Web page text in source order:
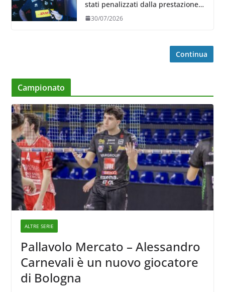
stati penalizzati dalla prestazione
in ricezione, è la prima volta”
30/07/2026
Continua
Campionato
ALTRE SERIE
Pallavolo Mercato – Alessandro
Carnevali è un nuovo giocatore
di Bologna